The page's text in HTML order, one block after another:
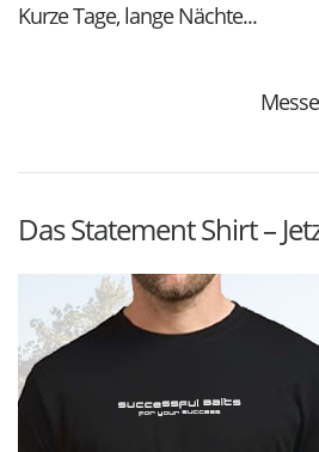
Kurze Tage, lange Nächte...
Das Statement Shirt –